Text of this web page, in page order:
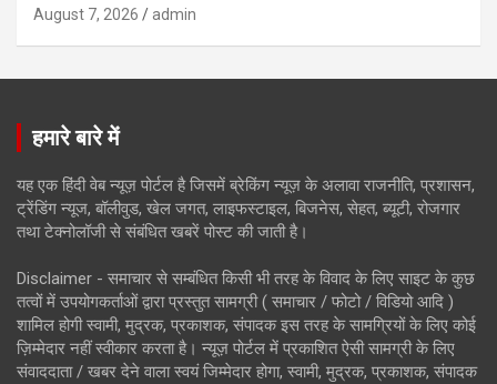
August 7, 2026 admin
हमारे बारे में
यह एक हिंदी वेब न्यूज़ पोर्टल है जिसमें ब्रेकिंग न्यूज़ के अलावा राजनीति, प्रशासन,
ट्रेंडिंग न्यूज, बॉलीवुड, खेल जगत, लाइफस्टाइल, बिजनेस, सेहत, ब्यूटी, रोजगार
तथा टेक्नोलॉजी से संबंधित खबरें पोस्ट की जाती है।
Disclaimer - समाचार से सम्बंधित किसी भी तरह के विवाद के लिए साइट के कुछ
तत्वों में उपयोगकर्ताओं द्वारा प्रस्तुत सामग्री ( समाचार / फोटो / विडियो आदि )
शामिल होगी स्वामी, मुद्रक, प्रकाशक, संपादक इस तरह के सामग्रियों के लिए कोई
ज़िम्मेदार नहीं स्वीकार करता है। न्यूज़ पोर्टल में प्रकाशित ऐसी सामग्री के लिए
संवाददाता / खबर देने वाला स्वयं जिम्मेदार होगा, स्वामी, मुद्रक, प्रकाशक, संपादक